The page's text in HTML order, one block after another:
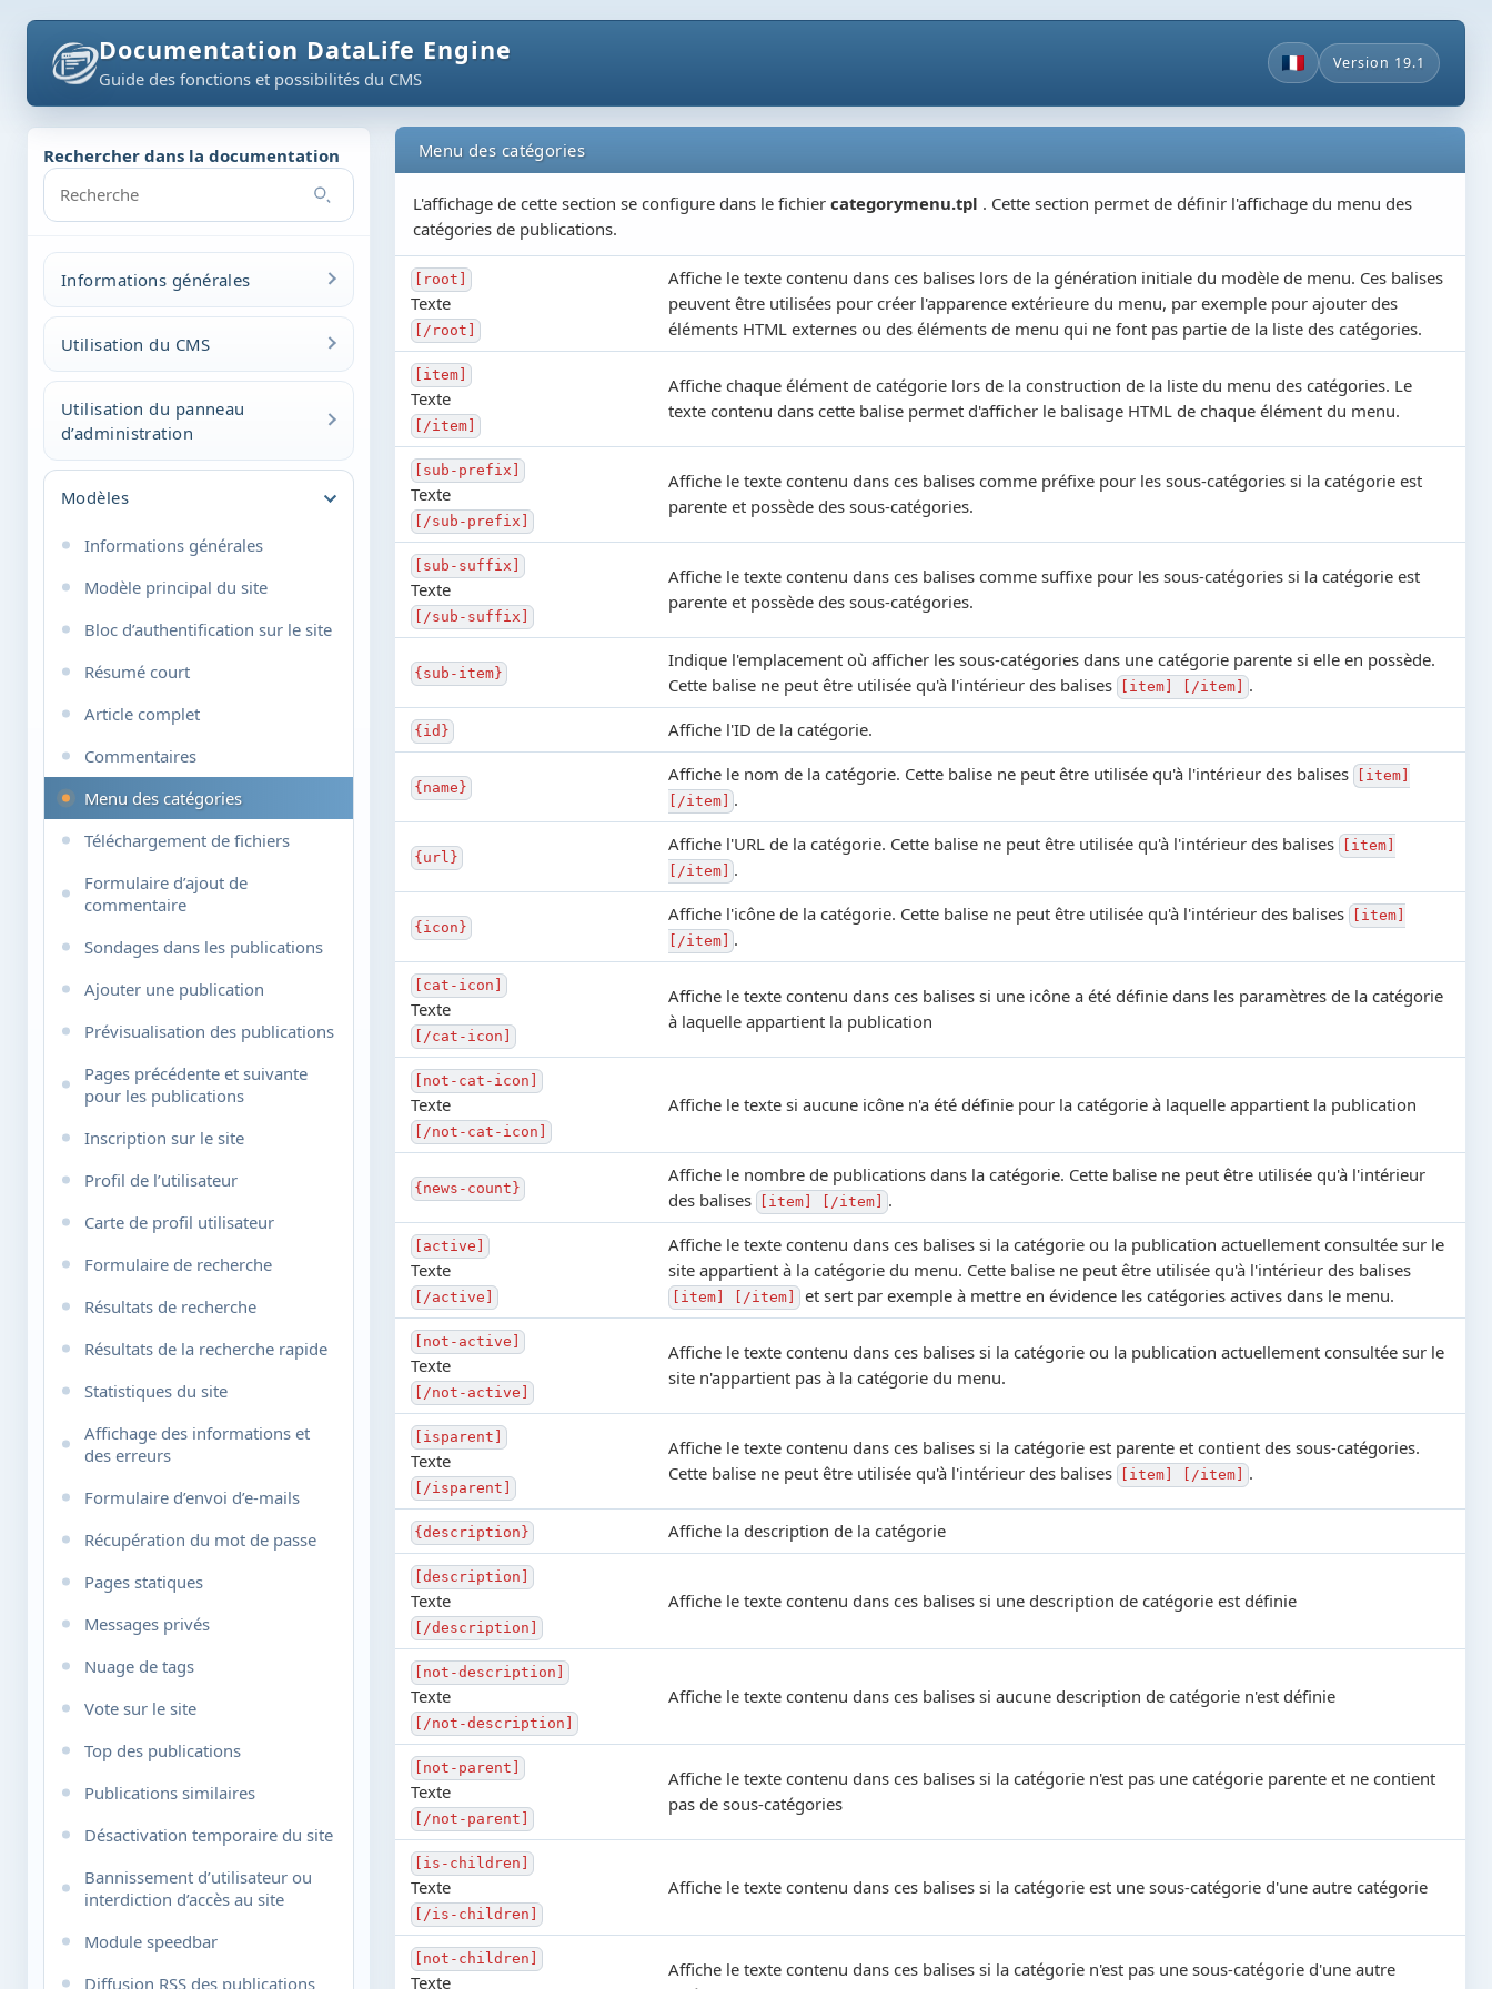
Documentation DataLife Engine
Guide des fonctions et possibilités du CMS
Version 19.1
Rechercher dans la documentation
Informations générales
Fonctionnalités générales
Installation du script
Utilisation du CMS
Balises principales et globales
des modèles
Balises lors de la rédaction des
Messages privés
smartphones
Système de signalement des
erreurs grammaticales sur le site
Utilisation du panneau
d’administration
Groupes d’utilisateurs
Configuration des catégories
Filtre par IP, identifiant ou e-mail
Outils IP
Gestion de la publicité
Analyse des performances
Système de questions-réponses
Liens croisés
Système de journaux du
panneau d’administration
Informeur RSS
Modèles
Informations générales
Modèle principal du site
Bloc d’authentification sur le site
Résumé court
Article complet
Commentaires
Menu des catégories
Téléchargement de fichiers
Formulaire d’ajout de
commentaire
Sondages dans les publications
Ajouter une publication
Prévisualisation des publications
Pages précédente et suivante
pour les publications
Inscription sur le site
Profil de l’utilisateur
Carte de profil utilisateur
Formulaire de recherche
Résultats de recherche
Résultats de la recherche rapide
Statistiques du site
Affichage des informations et
des erreurs
Formulaire d’envoi d’e-mails
Récupération du mot de passe
Pages statiques
Messages privés
Nuage de tags
Vote sur le site
Top des publications
Publications similaires
Désactivation temporaire du site
Bannissement d’utilisateur ou
interdiction d’accès au site
Module speedbar
Diffusion RSS des publications
Menu des catégories
L'affichage de cette section se configure dans le fichier categorymenu.tpl . Cette section permet de définir l'affichage du menu des
catégories de publications.
[root]
Texte
[/root]
Affiche le texte contenu dans ces balises lors de la génération initiale du modèle de menu. Ces balises
peuvent être utilisées pour créer l'apparence extérieure du menu, par exemple pour ajouter des
éléments HTML externes ou des éléments de menu qui ne font pas partie de la liste des catégories.
[item]
Texte
[/item]
Affiche chaque élément de catégorie lors de la construction de la liste du menu des catégories. Le
texte contenu dans cette balise permet d'afficher le balisage HTML de chaque élément du menu.
[sub-prefix]
Texte
[/sub-prefix]
Affiche le texte contenu dans ces balises comme préfixe pour les sous-catégories si la catégorie est
parente et possède des sous-catégories.
[sub-suffix]
Texte
[/sub-suffix]
Affiche le texte contenu dans ces balises comme suffixe pour les sous-catégories si la catégorie est
parente et possède des sous-catégories.
{sub-item}
Indique l'emplacement où afficher les sous-catégories dans une catégorie parente si elle en possède.
Cette balise ne peut être utilisée qu'à l'intérieur des balises
[item] [/item] .
{id} Affiche l'ID de la catégorie.
{name}
Affiche le nom de la catégorie. Cette balise ne peut être utilisée qu'à l'intérieur des balises
[item]
[/item]
.
{url}
Affiche l'URL de la catégorie. Cette balise ne peut être utilisée qu'à l'intérieur des balises
[item]
[/item]
.
{icon}
Affiche l'icône de la catégorie. Cette balise ne peut être utilisée qu'à l'intérieur des balises
[item]
[/item]
.
[cat-icon]
Texte
[/cat-icon]
Affiche le texte contenu dans ces balises si une icône a été définie dans les paramètres de la catégorie
à laquelle appartient la publication
[not-cat-icon]
Texte
[/not-cat-icon]
Affiche le texte si aucune icône n'a été définie pour la catégorie à laquelle appartient la publication
{news-count}
Affiche le nombre de publications dans la catégorie. Cette balise ne peut être utilisée qu'à l'intérieur
des balises
[item] [/item] .
[active]
Texte
[/active]
Affiche le texte contenu dans ces balises si la catégorie ou la publication actuellement consultée sur le
site appartient à la catégorie du menu. Cette balise ne peut être utilisée qu'à l'intérieur des balises
[item] [/item] et sert par exemple à mettre en évidence les catégories actives dans le menu.
[not-active]
Texte
[/not-active]
Affiche le texte contenu dans ces balises si la catégorie ou la publication actuellement consultée sur le
site n'appartient pas à la catégorie du menu.
[isparent]
Texte
[/isparent]
Affiche le texte contenu dans ces balises si la catégorie est parente et contient des sous-catégories.
Cette balise ne peut être utilisée qu'à l'intérieur des balises
[item] [/item] .
{description} Affiche la description de la catégorie
[description]
Texte
[/description]
Affiche le texte contenu dans ces balises si une description de catégorie est définie
[not-description]
Texte
[/not-description]
Affiche le texte contenu dans ces balises si aucune description de catégorie n'est définie
[not-parent]
Texte
[/not-parent]
Affiche le texte contenu dans ces balises si la catégorie n'est pas une catégorie parente et ne contient
pas de sous-catégories
[is-children]
Texte
[/is-children]
Affiche le texte contenu dans ces balises si la catégorie est une sous-catégorie d'une autre catégorie
[not-children]
Texte
Affiche le texte contenu dans ces balises si la catégorie n'est pas une sous-catégorie d'une autre